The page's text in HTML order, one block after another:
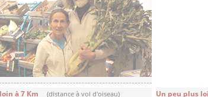
à 7 Km (distance à vol d'oiseau) Un peu plus